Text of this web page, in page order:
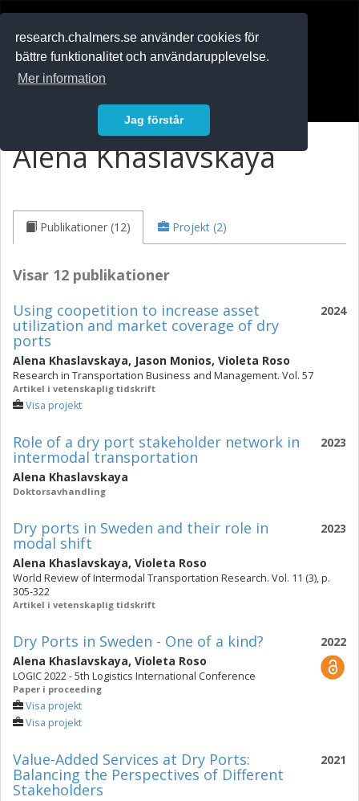
research.chalmers.se använder cookies för
bättre funktionalitet och användarupplevelse.
Mer information
Jag förstår
Alena Khaslavskaya
Publikationer (12) Projekt (2)
Visar 12 publikationer
2024
Using coopetition to increase asset
utilization and market coverage of dry
ports
Alena Khaslavskaya, Jason Monios, Violeta Roso
Research in Transportation Business and Management. Vol. 57
Artikel i vetenskaplig tidskrift
Visa projekt
2023
Role of a dry port stakeholder network in
intermodal transportation
Alena Khaslavskaya
Doktorsavhandling
2023
Dry ports in Sweden and their role in
modal shift
Alena Khaslavskaya, Violeta Roso
World Review of Intermodal Transportation Research. Vol. 11 (3), p.
305-322
Artikel i vetenskaplig tidskrift
2022
Dry Ports in Sweden - One of a kind?
Alena Khaslavskaya, Violeta Roso
LOGIC 2022 - 5th Logistics International Conference
Paper i proceeding
Visa projekt
Visa projekt
2021
Value-Added Services at Dry Ports:
Balancing the Perspectives of Different
Stakeholders